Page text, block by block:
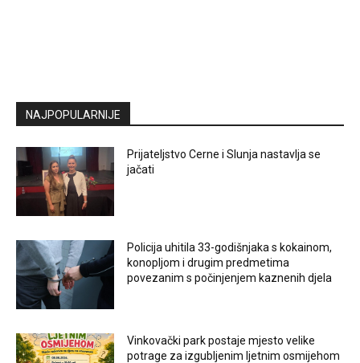
NAJPOPULARNIJE
Prijateljstvo Cerne i Slunja nastavlja se
jačati
Policija uhitila 33-godišnjaka s kokainom,
konopljom i drugim predmetima
povezanim s počinjenjem kaznenih djela
Vinkovački park postaje mjesto velike
potrage za izgubljenim ljetnim osmijehom